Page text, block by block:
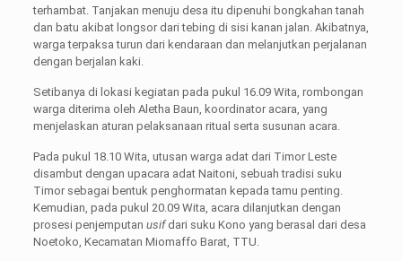
terhambat. Tanjakan menuju desa itu dipenuhi bongkahan tanah
dan batu akibat longsor dari tebing di sisi kanan jalan. Akibatnya,
warga terpaksa turun dari kendaraan dan melanjutkan perjalanan
dengan berjalan kaki.
Setibanya di lokasi kegiatan pada pukul 16.09 Wita, rombongan
warga diterima oleh Aletha Baun, koordinator acara, yang
menjelaskan aturan pelaksanaan ritual serta susunan acara.
Pada pukul 18.10 Wita, utusan warga adat dari Timor Leste
disambut dengan upacara adat Naitoni, sebuah tradisi suku
Timor sebagai bentuk penghormatan kepada tamu penting.
Kemudian, pada pukul 20.09 Wita, acara dilanjutkan dengan
prosesi penjemputan usifdari suku Kono yang berasal dari desa
Noetoko, Kecamatan Miomaffo Barat, TTU.